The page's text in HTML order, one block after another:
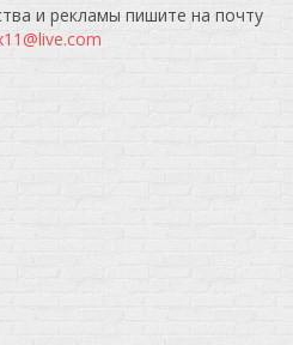
и рекламы пишите на почту